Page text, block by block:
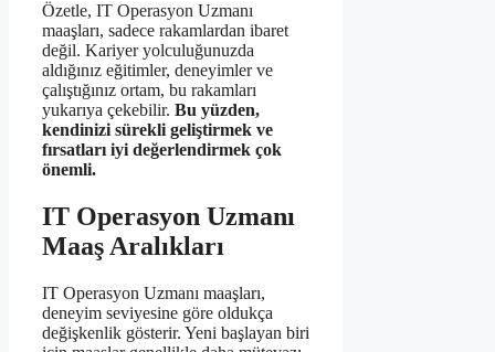
Özetle, IT Operasyon Uzmanı
maaşları, sadece rakamlardan ibaret
değil. Kariyer yolculuğunuzda
aldığınız eğitimler, deneyimler ve
çalıştığınız ortam, bu rakamları
yukarıya çekebilir. Bu yüzden,
kendinizi sürekli geliştirmek ve
fırsatları iyi değerlendirmek çok
önemli.
IT Operasyon Uzmanı
Maaş Aralıkları
IT Operasyon Uzmanı maaşları,
deneyim seviyesine göre oldukça
değişkenlik gösterir. Yeni başlayan biri